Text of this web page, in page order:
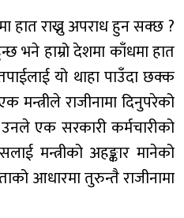
हात राख्नु अपराध हुन सक्छ ?
भने हाम्रो देशमा काँधमा हात
यो थाहा पाउँदा छक्क
मन्त्रीले राजीनामा दिनुपरेको
एक सरकारी कर्मचारीको
मन्त्रीको अहङ्कार मानेको
आधारमा तुरुन्तै राजीनामा